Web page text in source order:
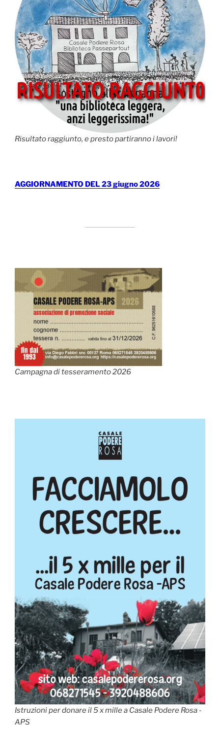
Risultato raggiunto, e presto partiranno i lavori!
AGGIORNAMENTO DEL 23 giugno 2026
Campagna di tesseramento 2026
Istruzioni per donare il 5 x mille a Casale Podere Rosa -
APS